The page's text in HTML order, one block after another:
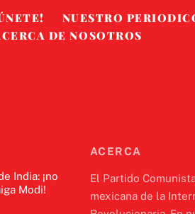
NUESTRO
DE NOSOTROS
India: ¡no
Modi!
ACERCA
El Partido
mexicana de la